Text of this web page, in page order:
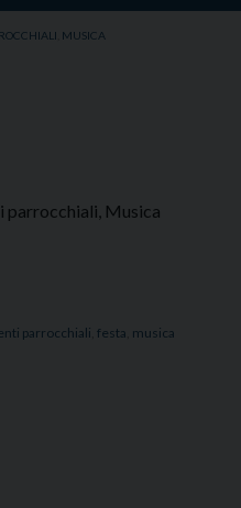
MUSICA
parrocchiali, Musica
parrocchiali festa musica